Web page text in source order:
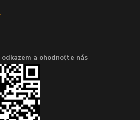
a ohodnoťte nás